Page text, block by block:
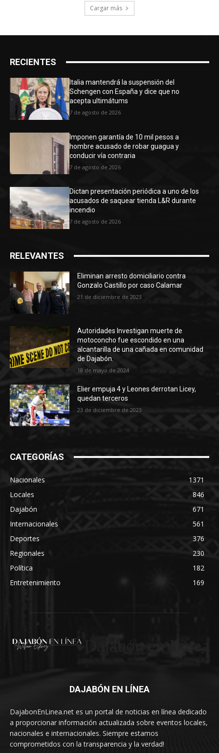
Cargar más
RECIENTES
Italia mantendrá la suspensión del
Schengen con España y dice que no
acepta ultimátums
7 de agosto de 2026
Imponen garantía de 10 mil pesos a
hombre acusado de robar guagua y
conducir vía contraria
7 de agosto de 2026
Dictan presentación periódica a uno de los
acusados de saquear tienda L&R durante
incendio
7 de agosto de 2026
RELEVANTES
Eliminan arresto domiciliario contra
Gonzalo Castillo por caso Calamar
21 de diciembre de 2023
Autoridades Investigan muerte de
motoconcho fue escondido en una
alcantarilla de una cañada en comunidad
de Dajabón.
18 de mayo de 2024
Elier empuja 4 y Leones derrotan Licey,
quedan terceros
23 de diciembre de 2023
CATEGORÍAS
Nacionales
1371
Locales
846
Dajabón
671
Internacionales
561
Deportes
376
Regionales
230
Política
182
Entretenimiento
169
DAJABÓN EN LÍNEA
DajabonEnLinea.net es un portal de noticias en línea dedicado
a proporcionar información actualizada sobre eventos locales,
nacionales e internacionales. Siempre estamos
comprometidos con la transparencia y la verdad!